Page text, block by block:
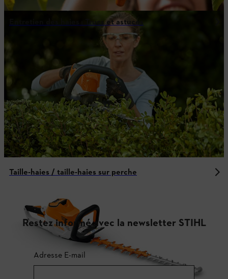
Entretien des haies : Trucs et astuces
Taille-haies / taille-haies sur perche
Restez informé avec la newsletter STIHL
Adresse E-mail